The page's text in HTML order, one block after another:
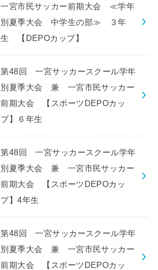
一宮市民サッカー前期大会 ≪学年
別夏季大会 中学生の部≫ ３年
生 【DEPOカップ】
第48回 一宮サッカースクール学年
別夏季大会 兼 一宮市民サッカー
前期大会 【スポーツDEPOカッ
プ】６年生
第48回 一宮サッカースクール学年
別夏季大会 兼 一宮市民サッカー
前期大会 【スポーツDEPOカッ
プ】4年生
第48回 一宮サッカースクール学年
別夏季大会 兼 一宮市民サッカー
前期大会 【スポーツDEPOカッ